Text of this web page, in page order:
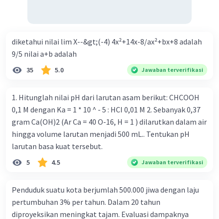
kontraktif dilakukan dengan cara .... a. Menurunkan
pengeluaran pemerintah (G), menambah pembayaran
transfer (Tr) dan meningkatkan pemungutan pajak (Tx) b.
Menurunkan G, mengurangi Tr, dan meningkatkan Tx c.
Meningkatkan G, mengurangi Tr, dan menurunkan Tx e.
Meningkatkan G, menambah Tr, dan menurunkan Tx Cara
yang dilakukan kebijakan tingkat diskonto oleh Bank
Sentral dalam melakukan kebijakan moneter adalah .... a.
Mengatur jumlah pemberian kredit b. Menetapkan harga
surat-surat berharga di pasar uang c. Menetapkan giro
wajib minimum (reserved requirement ratio) d. Mengatur
pinjaman bank sentral kepada bank umum Perhatikan
beberapa pernyataan berikut. 1). Menaikkan tarif pajak. 2).
diketahui nilai lim X--&gt;(-4) 4x²+14x-8/ax²+bx+8 adalah
9/5 nilai a+b adalah
35 5.0 Jawaban terverifikasi
1. Hitunglah nilai pH dari larutan asam berikut: CHCOOH
0,1 M dengan Ka = 1 * 10 ^ - 5 : HCI 0,01 M 2. Sebanyak 0,37
gram Ca(OH)2 (Ar Ca = 40 O-16, H = 1 ) dilarutkan dalam air
hingga volume larutan menjadi 500 mL.. Tentukan pH
larutan basa kuat tersebut.
5 4.5 Jawaban terverifikasi
Penduduk suatu kota berjumlah 500.000 jiwa dengan laju
pertumbuhan 3% per tahun. Dalam 20 tahun
diproyeksikan meningkat tajam. Evaluasi dampaknya